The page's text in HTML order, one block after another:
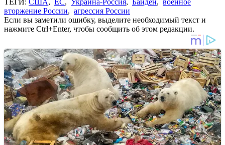
вторжение России, агрессия России
Если вы заметили ошибку, выделите необходимый текст и
нажмите Ctrl+Enter, чтобы сообщить об этом редакции.